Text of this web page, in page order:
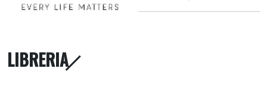
LIBRERIA